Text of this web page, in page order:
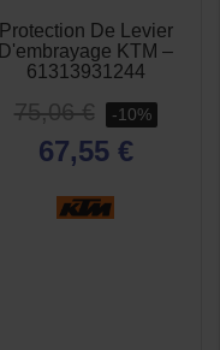
Protection De Levier
D'embrayage KTM –
61313931244
75,06 € -10%
67,55 €
 APERÇU
RAPIDE